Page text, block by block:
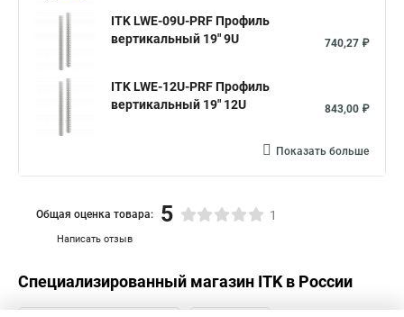
ITK LWE-09U-PRF Профиль
вертикальный 19" 9U
740,27 ₽
ITK LWE-12U-PRF Профиль
вертикальный 19" 12U
843,00 ₽
Показать больше
Написать отзыв
Общая оценка товара: 5 1
Специализированный магазин ITKв России